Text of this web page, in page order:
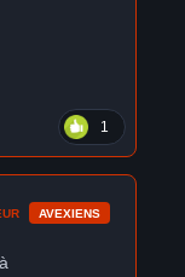
1
AVEXIENS